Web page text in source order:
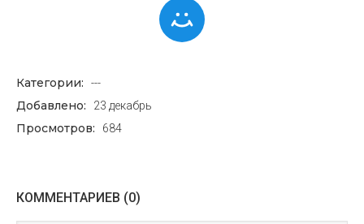
Категории: ---
Добавлено: 23 декабрь
Просмотров: 684
КОММЕНТАРИЕВ (0)